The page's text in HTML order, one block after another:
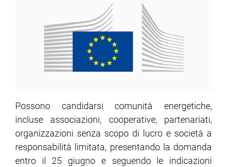
Possono candidarsi comunità energetiche,
incluse associazioni, cooperative, partenariati,
organizzazioni senza scopo di lucro e società a
responsabilità limitata, presentando la domanda
entro il 25 giugno e seguendo le indicazioni